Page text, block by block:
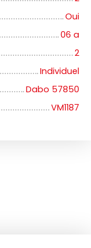
Oui
06 a
2
Individuel
Dabo 57850
VM1187